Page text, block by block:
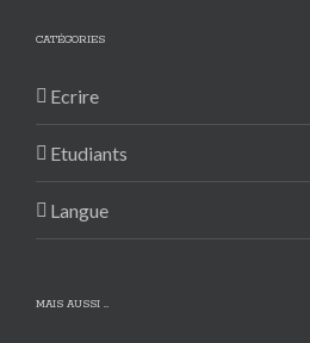
CATÉGORIES
Ecrire
Etudiants
Langue
MAIS AUSSI …